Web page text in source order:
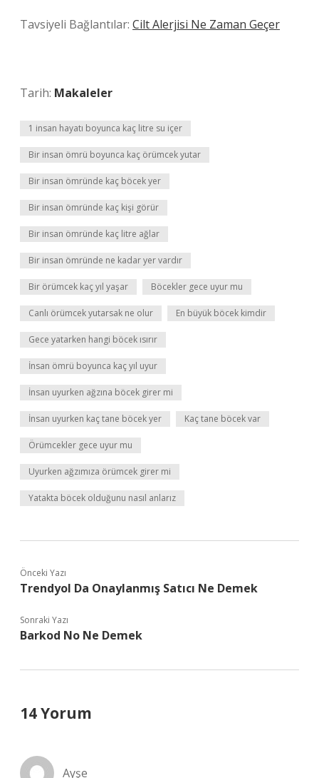
Tavsiyeli Bağlantılar: Cilt Alerjisi Ne Zaman Geçer
Tarih: Makaleler
1 insan hayatı boyunca kaç litre su içer
Bir insan ömrü boyunca kaç örümcek yutar
Bir insan ömründe kaç böcek yer
Bir insan ömründe kaç kişi görür
Bir insan ömründe kaç litre ağlar
Bir insan ömründe ne kadar yer vardır
Bir örümcek kaç yıl yaşar Böcekler gece uyur mu
Canlı örümcek yutarsak ne olur En büyük böcek kimdir
Gece yatarken hangi böcek ısırır
İnsan ömrü boyunca kaç yıl uyur
İnsan uyurken ağzına böcek girer mi
İnsan uyurken kaç tane böcek yer Kaç tane böcek var
Örümcekler gece uyur mu
Uyurken ağzımıza örümcek girer mi
Yatakta böcek olduğunu nasıl anlarız
Önceki Yazı
Trendyol Da Onaylanmış Satıcı Ne Demek
Sonraki Yazı
Barkod No Ne Demek
14 Yorum
Ayşe